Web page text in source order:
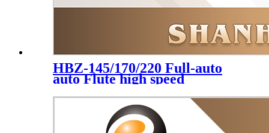
HBZ-145/170/220 Full-auto
auto Flute high speed